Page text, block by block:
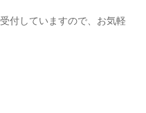
付していますので、お気軽